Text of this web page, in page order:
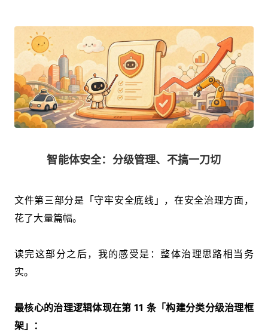
智能体安全：分级管理、不搞一刀切
文件第三部分是「守牢安全底线」，在安全治理方面，
花了大量篇幅。
读完这部分之后，我的感受是：整体治理思路相当务
实。
最核心的治理逻辑体现在第 11 条「构建分类分级治理框
架」：